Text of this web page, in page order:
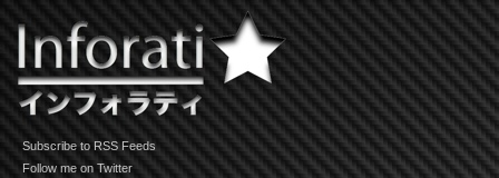
Subscribe to RSS Feeds
Follow me on Twitter